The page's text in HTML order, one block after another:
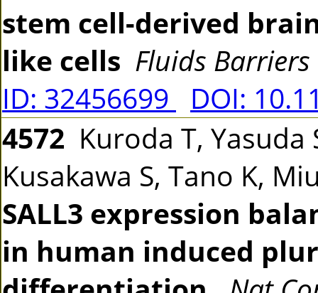
stem cell-derived
like cells Fluids Barriers
ID: 32456699
DOI:
4572 Kuroda T, Yasuda
Kusakawa S, Tano K,
SALL3 expression
in human induced